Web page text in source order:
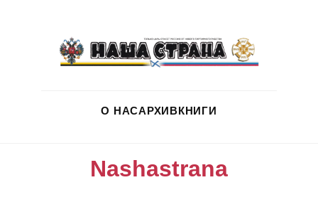
О НАСАРХИВКНИГИ
Nashastrana